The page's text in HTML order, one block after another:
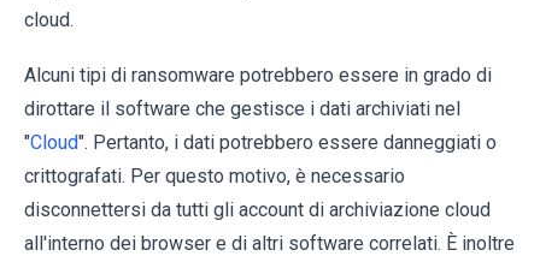
cloud.
Alcuni tipi di ransomware potrebbero essere in grado di
dirottare il software che gestisce i dati archiviati nel
"Cloud". Pertanto, i dati potrebbero essere danneggiati o
crittografati. Per questo motivo, è necessario
disconnettersi da tutti gli account di archiviazione cloud
all'interno dei browser e di altri software correlati. È inoltre